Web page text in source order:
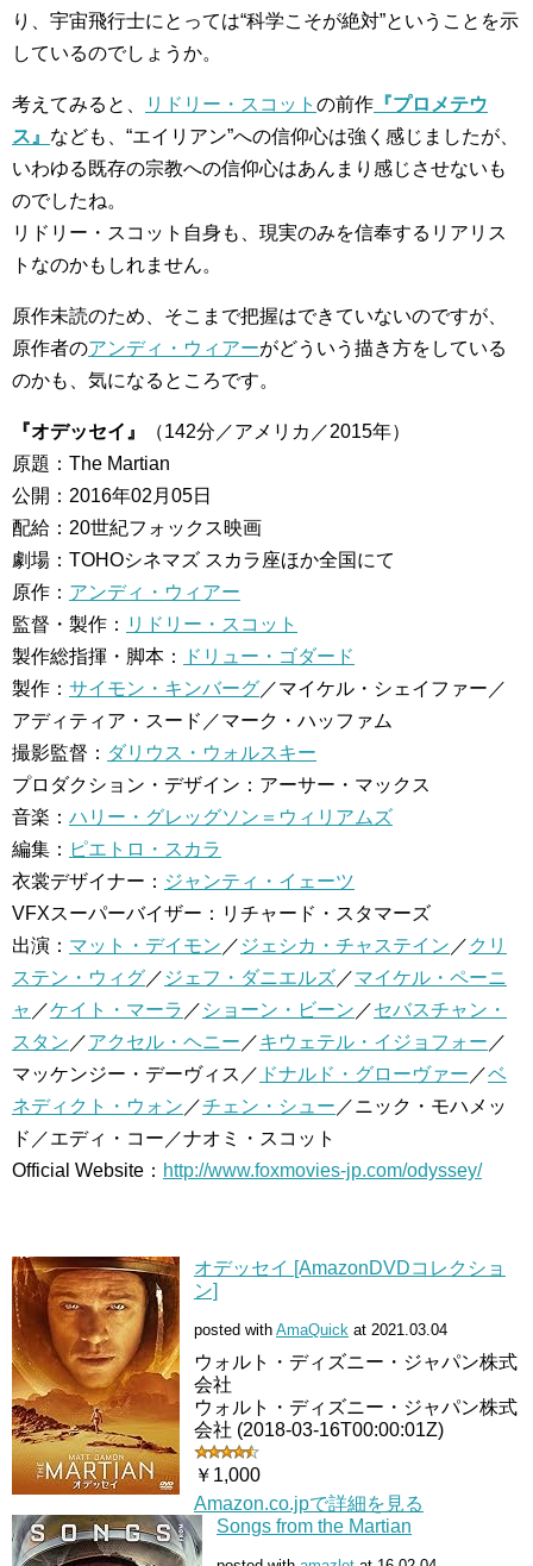
り、宇宙飛行士にとっては“科学こそが絶対”ということを示
しているのでしょうか。
考えてみると、 リドリー・スコット の前作 『プロメテウ
ス』 なども、“エイリアン”への信仰心は強く感じましたが、
いわゆる既存の宗教への信仰心はあんまり感じさせないも
のでしたね。
リドリー・スコット自身も、現実のみを信奉するリアリス
トなのかもしれません。
原作未読のため、そこまで把握はできていないのですが、
原作者のアンディ・ウィアーがどういう描き方をしている
のかも、気になるところです。
『オデッセイ』
（142分／アメリカ／2015年）
原題：The Martian
公開：2016年02月05日
配給：20世紀フォックス映画
劇場：TOHOシネマズ スカラ座ほか全国にて
原作： アンディ・ウィアー
監督・製作： リドリー・スコット
製作総指揮・脚本：
ドリュー・ゴダード
製作： サイモン・キンバーグ／マイケル・シェイファー／
アディティア・スード／マーク・ハッファム
撮影監督： ダリウス・ウォルスキー
プロダクション・デザイン：アーサー・マックス
音楽： ハリー・グレッグソン＝ウィリアムズ
編集： ピエトロ・スカラ
衣裳デザイナー： ジャンティ・イェーツ
VFXスーパーバイザー：リチャード・スタマーズ
出演： マット・デイモン ／ ジェシカ・チャステイン ／ クリ
ステン・ウィグ／ ジェフ・ダニエルズ／マイケル・ペーニ
ャ ／ケイト・マーラ ／ ショーン・ビーン ／セバスチャン・
スタン ／アクセル・ヘニー ／キウェテル・イジョフォー ／
マッケンジー・デーヴィス／ ドナルド・グローヴァー ／ベ
ネディクト・ウォン ／チェン・シュー ／ニック・モハメッ
ド／エディ・コー／ナオミ・スコット
Official Website： http://www.foxmovies-jp.com/odyssey/
オデッセイ [AmazonDVDコレクショ
ン]
posted with AmaQuick at 2021.03.04
ウォルト・ディズニー・ジャパン株式
会社
ウォルト・ディズニー・ジャパン株式
会社 (2018-03-16T00:00:01Z)
￥1,000
Amazon.co.jpで詳細を見る
Songs from the Martian